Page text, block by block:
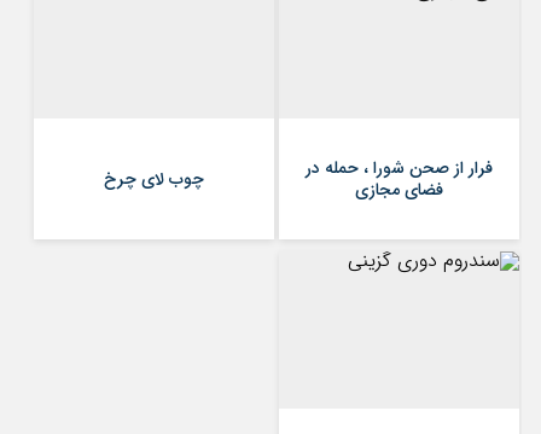
فرار از صحن شورا ، حمله در
فضای مجازی
چوب لای چرخ